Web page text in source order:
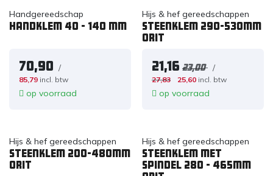
Handgereedschap
Handklem 40 - 140 mm
70,90 /
85,79 incl. btw
op voorraad
Hijs & hef gereedschappen
Steenklem 290-530mm
ORIT
21,16 23,00 /
27,83 25,60 incl. btw
op voorraad
Hijs & hef gereedschappen
Steenklem 200-480mm
ORIT
Hijs & hef gereedschappen
Steenklem met
spindel 280 - 465mm